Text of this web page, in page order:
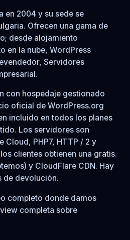
en 2004 y su sede se
Ofrecen una gama de
desde alojamiento
en la nube, WordPress
Servidores
con hospedaje gestionado
oficial de WordPress.org
incluido en todos los planes
Los servidores son
Cloud, PHP7, HTTP / 2 y
clientes obtienen una gratis.
y CloudFlare CDN. Hay
de devolución.
completo donde damos
completa sobre